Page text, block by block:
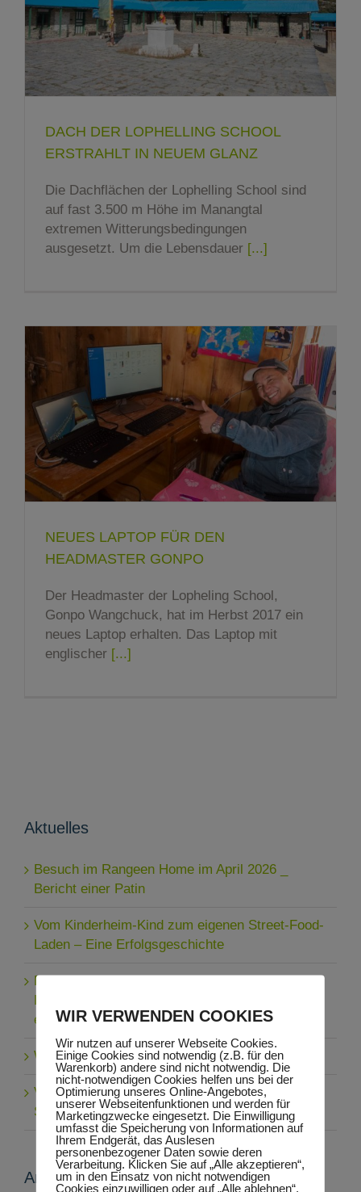
DACH DER LOPHELLING SCHOOL
ERSTRAHLT IN NEUEM GLANZ
Die Dachflächen der Lophelling School sind
auf fast 3.500 m Höhe im Manangtal
extremen Witterungsbedingungen
ausgesetzt. Um die Lebensdauer [...]
NEUES LAPTOP FÜR DEN
HEADMASTER GONPO
Der Headmaster der Lopheling School,
Gonpo Wangchuck, hat im Herbst 2017 ein
neues Laptop erhalten. Das Laptop mit
englischer [...]
Aktuelles
Besuch im Rangeen Home im April 2026 _
Bericht einer Patin
Vom Kinderheim-Kind zum eigenen Street-Food-
Laden – Eine Erfolgsgeschichte
Ein neuer Schritt zur Selbstständigkeit: Die
Lophelling Boarding School bewirtschaftet ihren
eigenen Gemüsegarten
Wenn aus Chancen Lebenswege werden
Volunteering bei der Nepal Initiative
Schongau_Ein Bericht
Archiv
WIR VERWENDEN COOKIES
Wir nutzen auf unserer Webseite Cookies.
Einige Cookies sind notwendig (z.B. für den
Warenkorb) andere sind nicht notwendig. Die
nicht-notwendigen Cookies helfen uns bei der
Optimierung unseres Online-Angebotes,
unserer Webseitenfunktionen und werden für
Marketingzwecke eingesetzt. Die Einwilligung
umfasst die Speicherung von Informationen auf
Ihrem Endgerät, das Auslesen
personenbezogener Daten sowie deren
Verarbeitung. Klicken Sie auf „Alle akzeptieren“,
um in den Einsatz von nicht notwendigen
Cookies einzuwilligen oder auf „Alle ablehnen“,